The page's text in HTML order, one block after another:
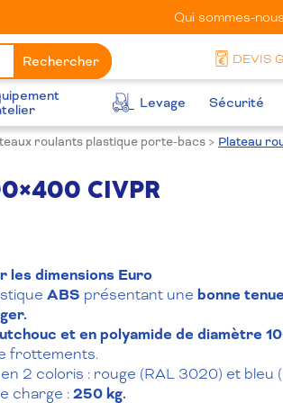
Qui sommes-
Rechercher DEVIS
Levage Sécurité
roulants plastique porte-bacs > Plateau
CIVPR
les dimensions Euro
ABS présentant une bonne
et en polyamide de diamètre
frottements.
2 coloris : rouge (RAL 3020) et bleu
charge :250 kg.